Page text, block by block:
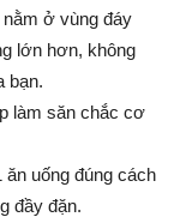
ở vùng đáy
lớn hơn, không
bạn.
làm săn chắc cơ
ăn uống đúng cách
đầy đặn.